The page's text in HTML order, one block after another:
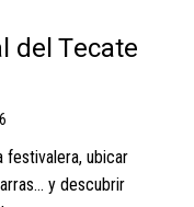
del Tecate
festivalera, ubicar
y descubrir